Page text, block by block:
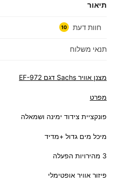
תיאור
חוות דעת 10
תנאי משלוח
‏מצנן אוויר Sachs דגם EF-972
מפרט
פונקציית צידוד ימינה ושמאלה
מיכל מים גדול +מדיד
3 מהירויות הפעלה
פיזור אוויר אופטימלי